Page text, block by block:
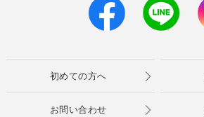
初めての方へ
お問い合わせ